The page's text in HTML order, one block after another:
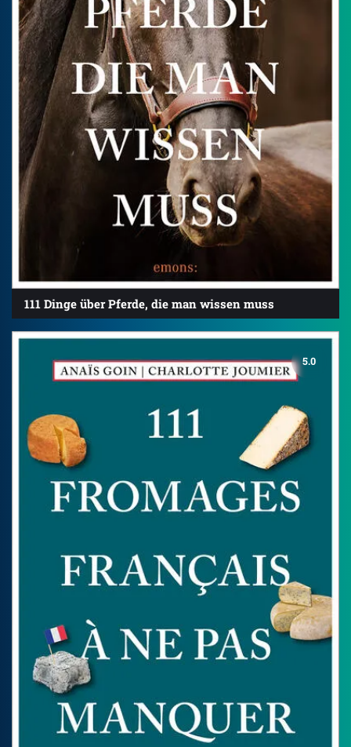
111 Dinge über Pferde, die man wissen muss
5.0